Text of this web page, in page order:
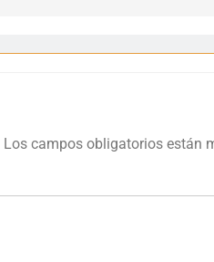
Los campos obligatorios están